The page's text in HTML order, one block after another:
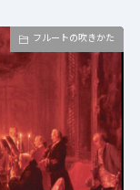
フルートの吹きかた